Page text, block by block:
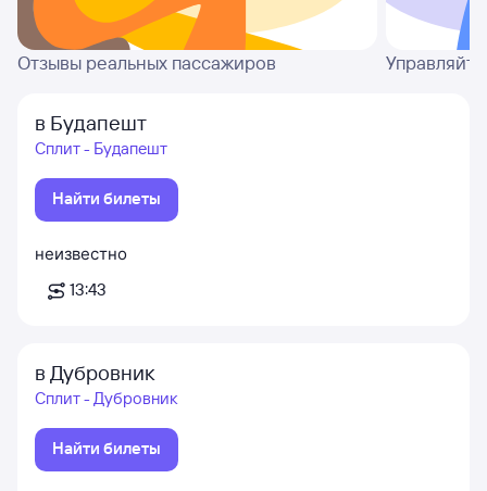
Отзывы реальных пассажиров
в Будапешт
Сплит - Будапешт
Найти билеты
неизвестно
13:43
в Дубровник
Сплит - Дубровник
Найти билеты